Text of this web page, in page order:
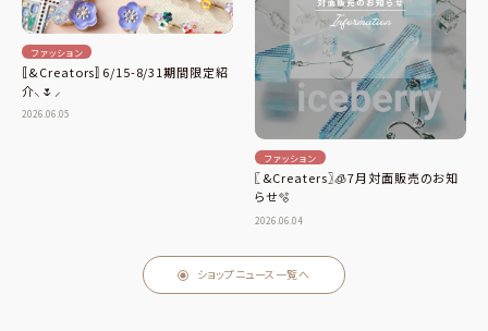
ファッション
〚&Creators〛‬6/15-8/31期間限定紹
介️️⸜🌷︎⸝‍
2026.06.05
ファッション
〖&Creaters〗️🧊7月対面販売のお知
らせ️🫧
2026.06.04
ショップニュース一覧へ